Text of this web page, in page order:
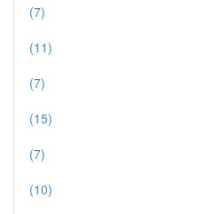
(7)
(11)
(7)
(15)
(7)
(10)